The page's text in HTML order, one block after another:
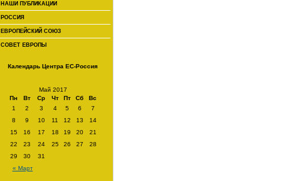
НАШИ ПУБЛИКАЦИИ
РОССИЯ
ЕВРОПЕЙСКИЙ СОЮЗ
СОВЕТ ЕВРОПЫ
Календарь Центра ЕС-Россия
Май 2017
Пн
Вт Ср Чт Пт Сб Вс
« Март
1 2 3 4 5 6
7
8
9 10 11 12 13
14
15
16 17 18 19 20
21
22
23 24 25 26 27
28
29
30 31